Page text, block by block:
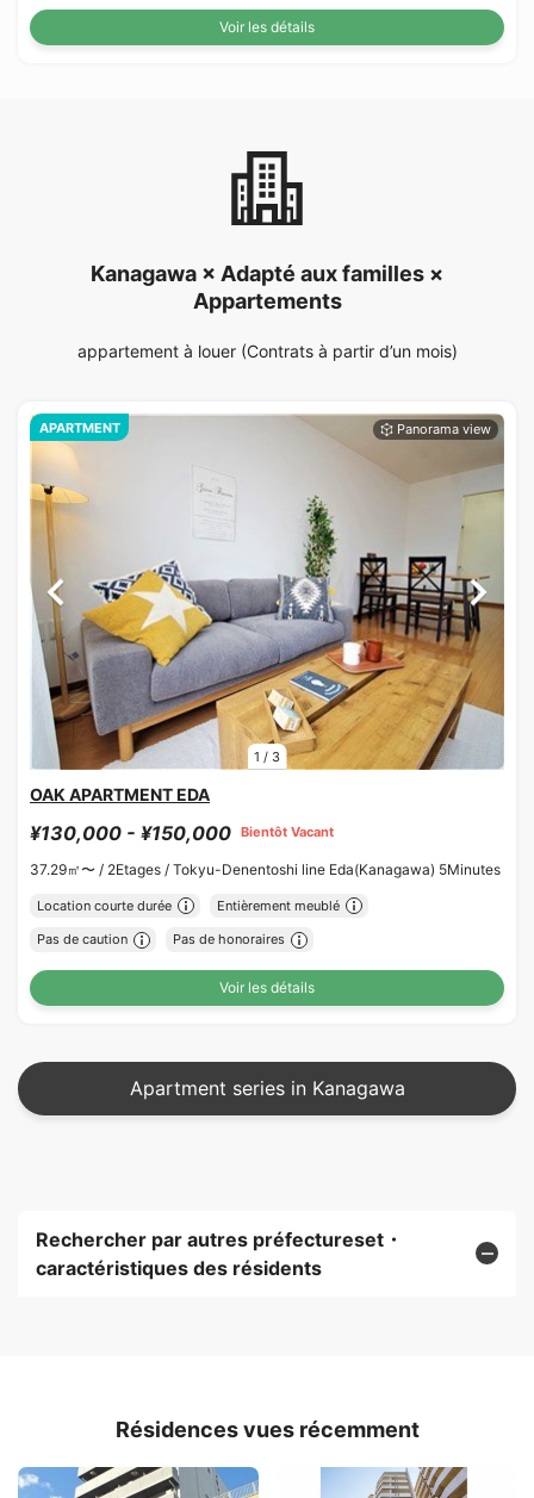
Voir les détails
Kanagawa × Adapté aux familles ×
Appartements
appartement à louer (Contrats à partir d’un mois)
1 / 3
APARTMENT
OAK APARTMENT EDA
¥130,000 - ¥150,000 Bientôt Vacant
37.29㎡〜 / 2Etages / Tokyu-Denentoshi line Eda(Kanagawa) 5Minutes
Location courte durée Entièrement meublé
Pas de caution Pas de honoraires
Voir les détails
Apartment series in Kanagawa
Rechercher par autres préfectureset・
caractéristiques des résidents
Résidences vues récemment